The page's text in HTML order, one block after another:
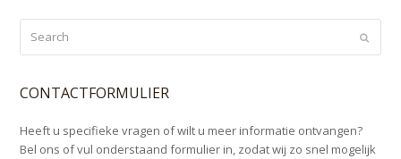
CONTACTFORMULIER
Heeft u specifieke vragen of wilt u meer informatie ontvangen?
Bel ons of vul onderstaand formulier in, zodat wij zo snel mogelijk